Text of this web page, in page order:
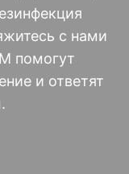
с нами
помогут
и ответят